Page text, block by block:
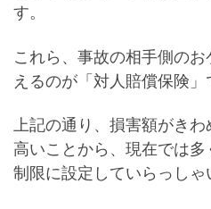
す。
これら、事故の相手側の
えるのが「対人賠償保険」
上記の通り、損害額がき
高いことから、現在では
制限に設定していらっしゃ